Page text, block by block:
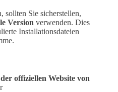
sollten Sie sicherstellen,
Version verwenden. Dies
Installationsdateien
offiziellen Website von